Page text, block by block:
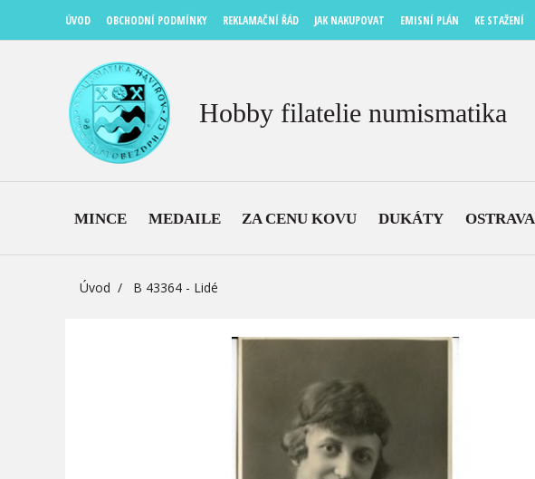
ÚVOD OBCHODNÍ PODMÍNKY REKLAMAČNÍ ŘÁD JAK NAKUPOVAT EMISNÍ PLÁN KE STAŽENÍ
Hobby filatelie numismatika
MINCE MEDAILE ZA CENU KOVU DUKÁTY OSTRAVA
Úvod B 43364 - Lidé